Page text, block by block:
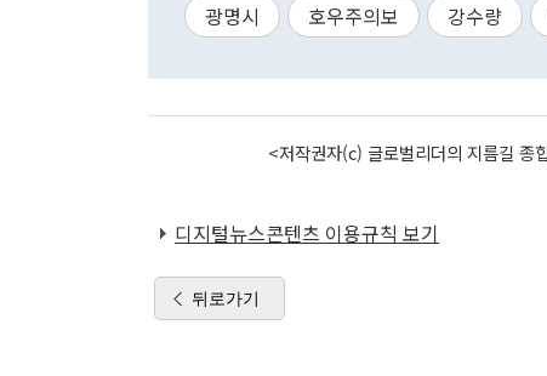
광명시 호우주의보 강수량
<저작권자(c) 글로벌리더의 지름길
디지털뉴스콘텐츠 이용규칙 보기
뒤로가기